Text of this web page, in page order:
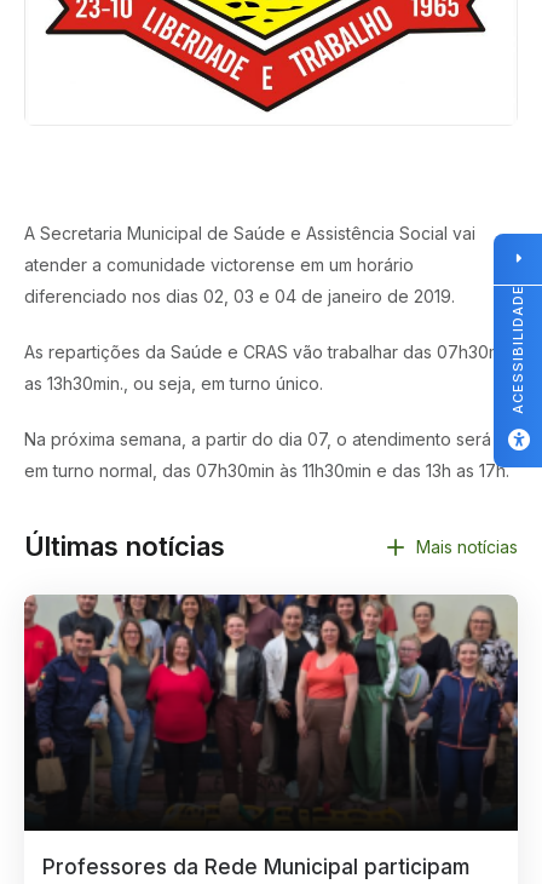
A Secretaria Municipal de Saúde e Assistência Social vai
atender a comunidade victorense em um horário
diferenciado nos dias 02, 03 e 04 de janeiro de 2019.
As repartições da Saúde e CRAS vão trabalhar das 07h30min
as 13h30min., ou seja, em turno único.
Na próxima semana, a partir do dia 07, o atendimento será
em turno normal, das 07h30min às 11h30min e das 13h as 17h.
Últimas notícias Mais notícias
Professores da Rede Municipal participam
ACESSIBILIDADE